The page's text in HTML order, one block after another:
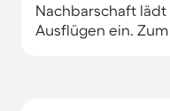
Nachbarschaft
Ausflügen ein.